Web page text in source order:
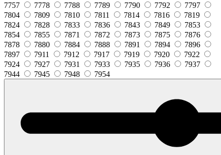
7757
7778 7788 7789 7790 7792
7797
7804
7809 7810 7811 7814 7816
7819
7824
7828 7833 7836 7843 7849
7853
7854
7855 7871 7872 7873 7875
7876
7878
7880 7884 7888 7891 7894
7896
7897
7911 7912 7917 7919 7920
7922
7924
7927 7931 7933 7935 7936
7937
7944
7945 7948 7954